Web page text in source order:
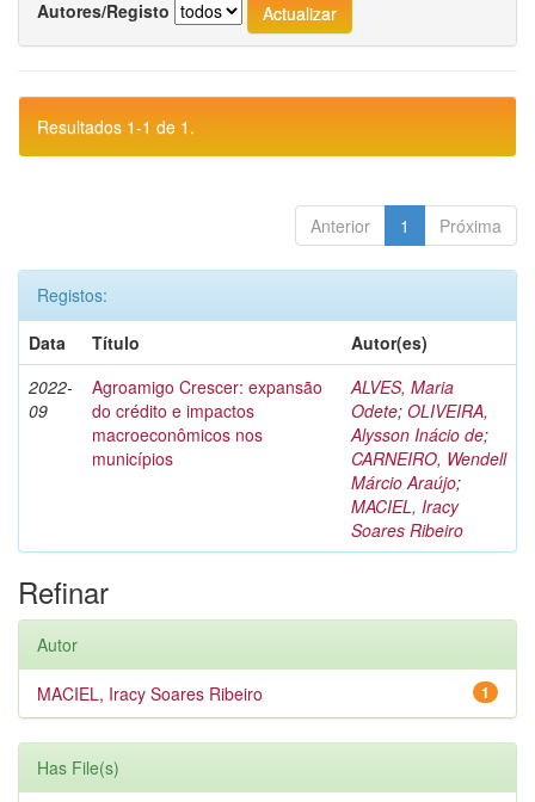
Autores/Registo
Resultados 1-1 de 1.
Anterior 1 Próxima
Registos:
Data
Título
Autor(es)
2022-
09
Agroamigo Crescer: expansão
do crédito e impactos
macroeconômicos nos
municípios
ALVES, Maria
Odete; OLIVEIRA,
Alysson Inácio de;
CARNEIRO, Wendell
Márcio Araújo;
MACIEL, Iracy
Soares Ribeiro
Refinar
Autor
1
MACIEL, Iracy Soares Ribeiro
Has File(s)